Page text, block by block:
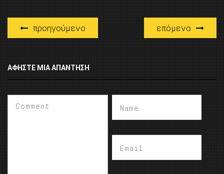
προηγούμενο επόμενο
ΑΦΉΣΤΕ ΜΙΑ ΑΠΆΝΤΗΣΗ